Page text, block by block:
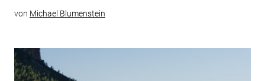
von Michael Blumenstein